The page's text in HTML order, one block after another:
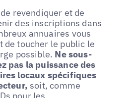
revendiquer et de
des inscriptions dans
annuaires vous
de toucher le public le
possible. Ne sous-
pas la puissance des
locaux spécifiques
soit, comme